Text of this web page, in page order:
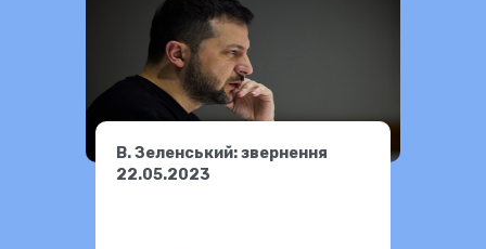
В. Зеленський: звернення
22.05.2023